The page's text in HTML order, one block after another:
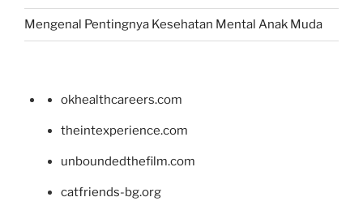
Mengenal Pentingnya Kesehatan Mental Anak Muda
okhealthcareers.com
theintexperience.com
unboundedthefilm.com
catfriends-bg.org